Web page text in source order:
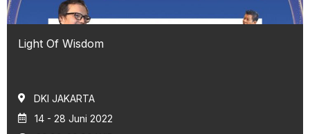
Light Of Wisdom
DKI JAKARTA
14 - 28 Juni 2022